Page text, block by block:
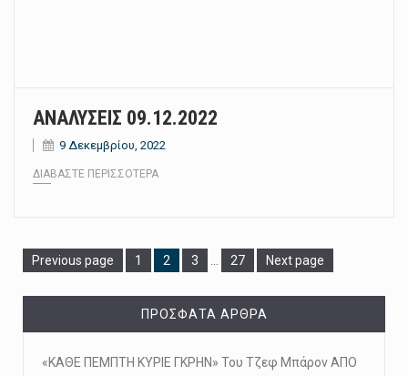
ΑΝΑΛΥΣΕΙΣ 09.12.2022
9 Δεκεμβρίου, 2022
ΔΙΑΒΆΣΤΕ ΠΕΡΙΣΣΌΤΕΡΑ
Previous page Page
1 Page
2 Page
3 Page
27 Next page
ΠΡΌΣΦΑΤΑ ΆΡΘΡΑ
«ΚΑΘΕ ΠΕΜΠΤΗ ΚΥΡΙΕ ΓΚΡΗΝ» Του Τζεφ Μπάρον ΑΠΟ